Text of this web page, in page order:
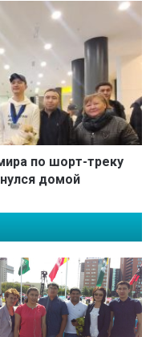
по шорт-треку
домой